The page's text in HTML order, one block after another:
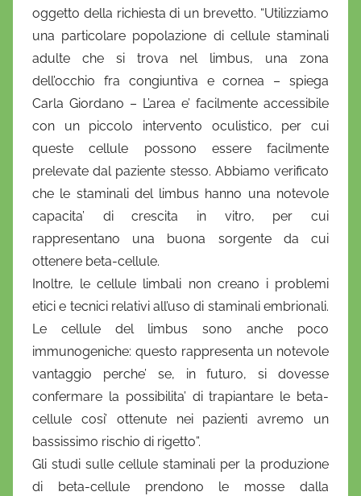
oggetto della richiesta di un brevetto. “Utilizziamo
una particolare popolazione di cellule staminali
adulte che si trova nel limbus, una zona
dell’occhio fra congiuntiva e cornea – spiega
Carla Giordano – L’area e’ facilmente accessibile
con un piccolo intervento oculistico, per cui
queste cellule possono essere facilmente
prelevate dal paziente stesso. Abbiamo verificato
che le staminali del limbus hanno una notevole
capacita’ di crescita in vitro, per cui
rappresentano una buona sorgente da cui
ottenere beta-cellule.
Inoltre, le cellule limbali non creano i problemi
etici e tecnici relativi all’uso di staminali embrionali.
Le cellule del limbus sono anche poco
immunogeniche: questo rappresenta un notevole
vantaggio perche’ se, in futuro, si dovesse
confermare la possibilita’ di trapiantare le beta-
cellule cosi’ ottenute nei pazienti avremo un
bassissimo rischio di rigetto”.
Gli studi sulle cellule staminali per la produzione
di beta-cellule prendono le mosse dalla